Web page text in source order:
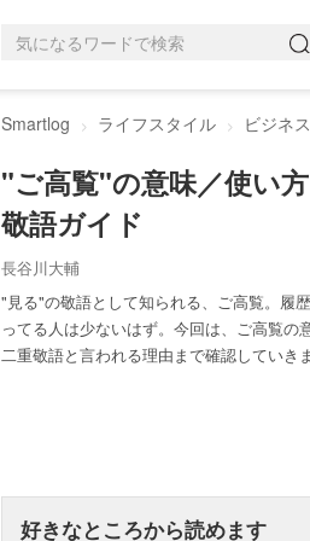
Smartlog ライフスタイル ビジネス
"ご高覧"の意味／使い
敬語ガイド
長谷川大輔
"見る"の敬語として知られる、ご高覧。履
ってる人は少ないはず。今回は、ご高覧の
二重敬語と言われる理由まで確認していき